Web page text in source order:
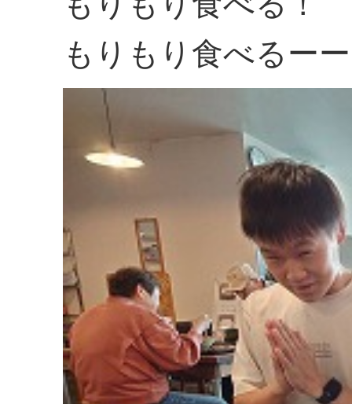
もりもり食べるー